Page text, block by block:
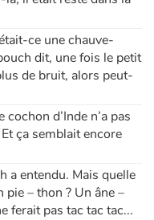
ce une chauve-
dit, une fois le petit
de bruit, alors peut-
d’Inde n’a pas
ça semblait encore
a entendu. Mais quelle
– thon ? Un âne –
ferait pas tac tac tac...